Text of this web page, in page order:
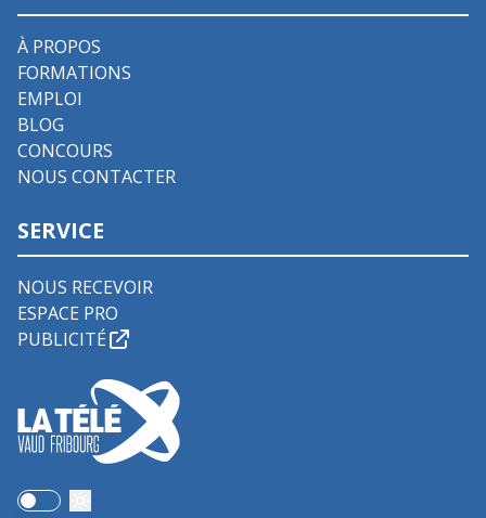
À PROPOS
FORMATIONS
EMPLOI
BLOG
CONCOURS
NOUS CONTACTER
SERVICE
NOUS RECEVOIR
ESPACE PRO
PUBLICITÉ
Use setting